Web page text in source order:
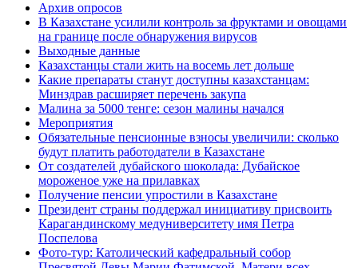
Архив опросов
В Казахстане усилили контроль за фруктами и овощами
на границе после обнаружения вирусов
Выходные данные
Казахстанцы стали жить на восемь лет дольше
Какие препараты станут доступны казахстанцам:
Минздрав расширяет перечень закупа
Малина за 5000 тенге: сезон малины начался
Мероприятия
Обязательные пенсионные взносы увеличили: сколько
будут платить работодатели в Казахстане
От создателей дубайского шоколада: Дубайское
мороженое уже на прилавках
Получение пенсии упростили в Казахстане
Президент страны поддержал инициативу присвоить
Карагандинскому медуниверситету имя Петра
Поспелова
Фото-тур: Католический кафедральный собор